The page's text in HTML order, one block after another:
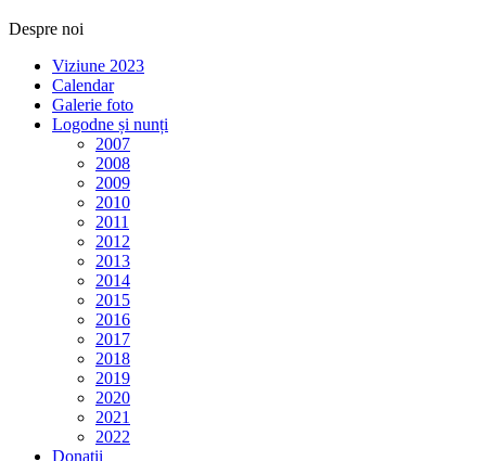
Despre noi
Viziune 2023
Calendar
Galerie foto
Logodne și nunți
2007
2008
2009
2010
2011
2012
2013
2014
2015
2016
2017
2018
2019
2020
2021
2022
Donații